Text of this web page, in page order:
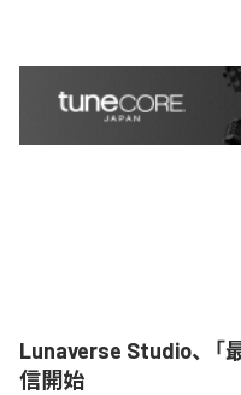
Lunaverse Studio、「
信開始